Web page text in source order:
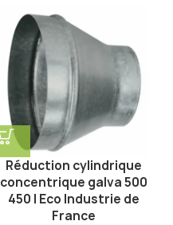
Réduction cylindrique
concentrique galva 500
450 | Eco Industrie de
France